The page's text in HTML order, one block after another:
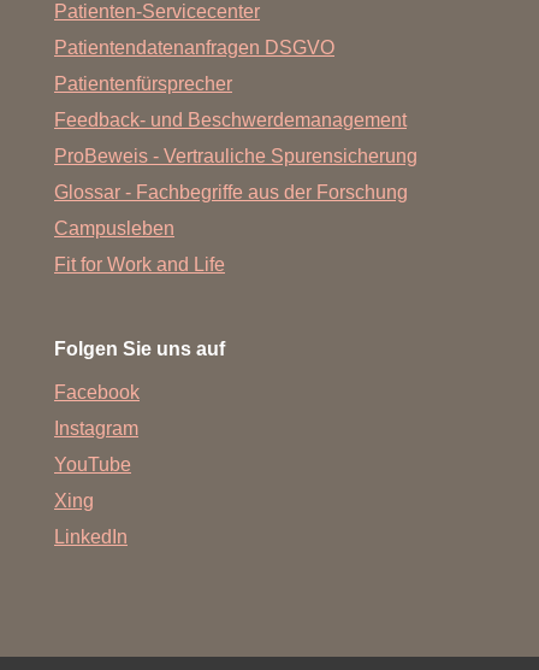
Patienten-Servicecenter
Patientendatenanfragen DSGVO
Patientenfürsprecher
Feedback- und Beschwerdemanagement
ProBeweis - Vertrauliche Spurensicherung
Glossar - Fachbegriffe aus der Forschung
Campusleben
Fit for Work and Life
Folgen Sie uns auf
Facebook
Instagram
YouTube
Xing
LinkedIn